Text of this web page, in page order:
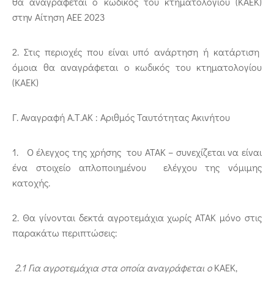
στην Αίτηση ΑΕΕ 2023
2. Στις περιοχές που είναι υπό ανάρτηση ή κατάρτιση
όμοια θα αναγράφεται ο κωδικός του κτηματολογίου
(ΚΑEΚ)
Γ. Αναγραφή Α.Τ.ΑΚ : Αριθμός Ταυτότητας Ακινήτου
1. Ο έλεγχος της χρήσης του ΑΤΑΚ – συνεχίζεται να είναι
ένα στοιχείο απλοποιημένου ελέγχου της νόμιμης
κατοχής.
2. Θα γίνονται δεκτά αγροτεμάχια χωρίς ΑΤΑΚ μόνο στις
παρακάτω περιπτώσεις:
2.1Για αγροτεμάχια στα οποία αναγράφεται οΚΑΕΚ,